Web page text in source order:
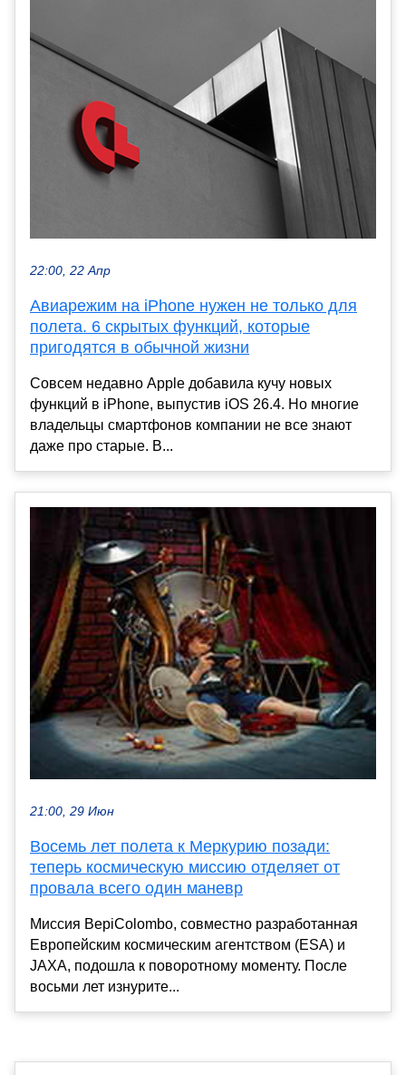
22:00, 22 Апр
Авиарежим на iPhone нужен не только для
полета. 6 скрытых функций, которые
пригодятся в обычной жизни
Совсем недавно Apple добавила кучу новых
функций в iPhone, выпустив iOS 26.4. Но многие
владельцы смартфонов компании не все знают
даже про старые. В...
21:00, 29 Июн
Восемь лет полета к Меркурию позади:
теперь космическую миссию отделяет от
провала всего один маневр
Миссия BepiColombo, совместно разработанная
Европейским космическим агентством (ESA) и
JAXA, подошла к поворотному моменту. После
восьми лет изнурите...